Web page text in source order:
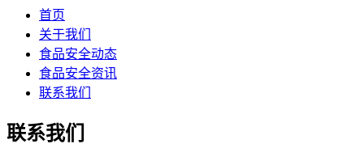
首页
关于我们
食品安全动态
食品安全资讯
联系我们
联系我们